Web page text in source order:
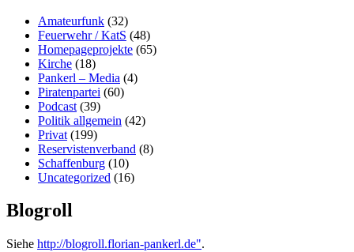
Amateurfunk (32)
Feuerwehr / KatS (48)
Homepageprojekte (65)
Kirche (18)
Pankerl – Media (4)
Piratenpartei (60)
Podcast (39)
Politik allgemein (42)
Privat (199)
Reservistenverband (8)
Schaffenburg (10)
Uncategorized (16)
Blogroll
Siehe http://blogroll.florian-pankerl.de".